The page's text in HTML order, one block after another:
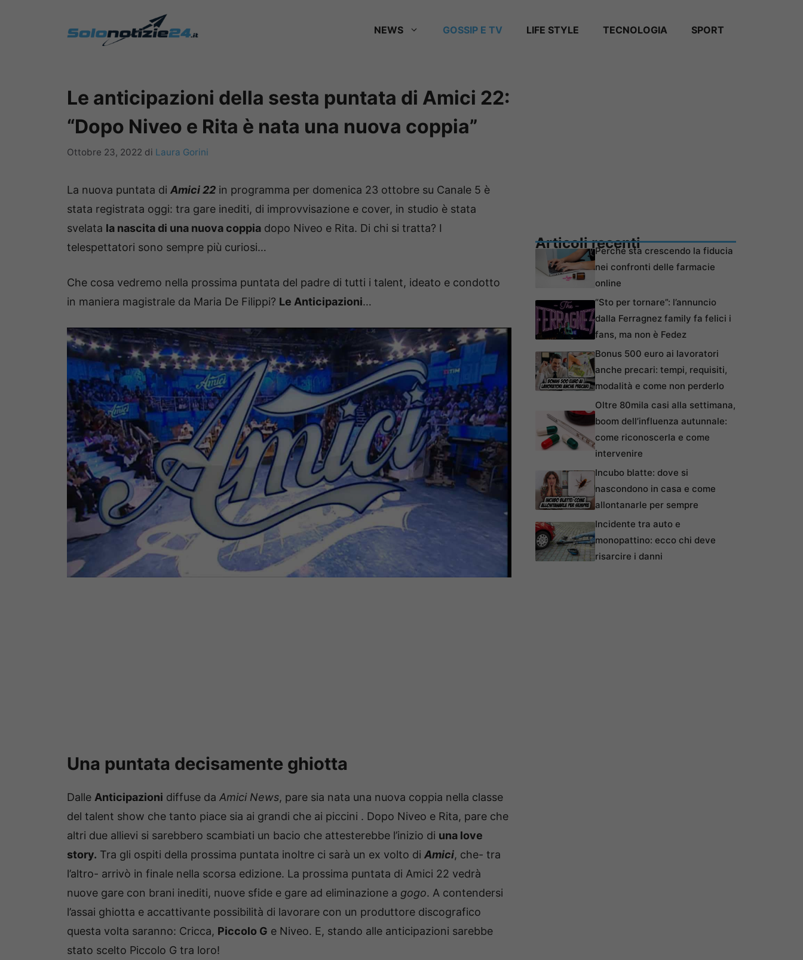
NEWS GOSSIP E TV LIFE STYLE TECNOLOGIA SPORT
Le anticipazioni della sesta puntata di Amici 22:
“Dopo Niveo e Rita è nata una nuova coppia”
Ottobre 23, 2022 di Laura Gorini
La nuova puntata di Amici 22 in programma per domenica 23 ottobre su Canale 5 è
stata registrata oggi: tra gare inediti, di improvvisazione e cover, in studio è stata
svelata la nascita di una nuova coppia dopo Niveo e Rita. Di chi si tratta? I
telespettatori sono sempre più curiosi…
Che cosa vedremo nella prossima puntata del padre di tutti i talent, ideato e condotto
in maniera magistrale da Maria De Filippi? Le Anticipazioni…
Una puntata decisamente ghiotta
Dalle Anticipazioni diffuse da Amici News, pare sia nata una nuova coppia nella classe
del talent show che tanto piace sia ai grandi che ai piccini . Dopo Niveo e Rita, pare che
altri due allievi si sarebbero scambiati un bacio che attesterebbe l’inizio di una love
story. Tra gli ospiti della prossima puntata inoltre ci sarà un ex volto di Amici, che- tra
l’altro- arrivò in finale nella scorsa edizione. La prossima puntata di Amici 22 vedrà
nuove gare con brani inediti, nuove sfide e gare ad eliminazione a gogo. A contendersi
l’assai ghiotta e accattivante possibilità di lavorare con un produttore discografico
questa volta saranno: Cricca, Piccolo G e Niveo. E, stando alle anticipazioni sarebbe
stato scelto Piccolo G tra loro!
Articoli recentiPerché sta crescendo la fiducia
nei confronti delle farmacie
online
“Sto per tornare”: l’annuncio
dalla Ferragnez family fa felici i
fans, ma non è Fedez
Bonus 500 euro ai lavoratori
anche precari: tempi, requisiti,
modalità e come non perderlo
Oltre 80mila casi alla settimana,
boom dell’influenza autunnale:
come riconoscerla e come
intervenire
Incubo blatte: dove si
nascondono in casa e come
allontanarle per sempre
Incidente tra auto e
monopattino: ecco chi deve
risarcire i danni